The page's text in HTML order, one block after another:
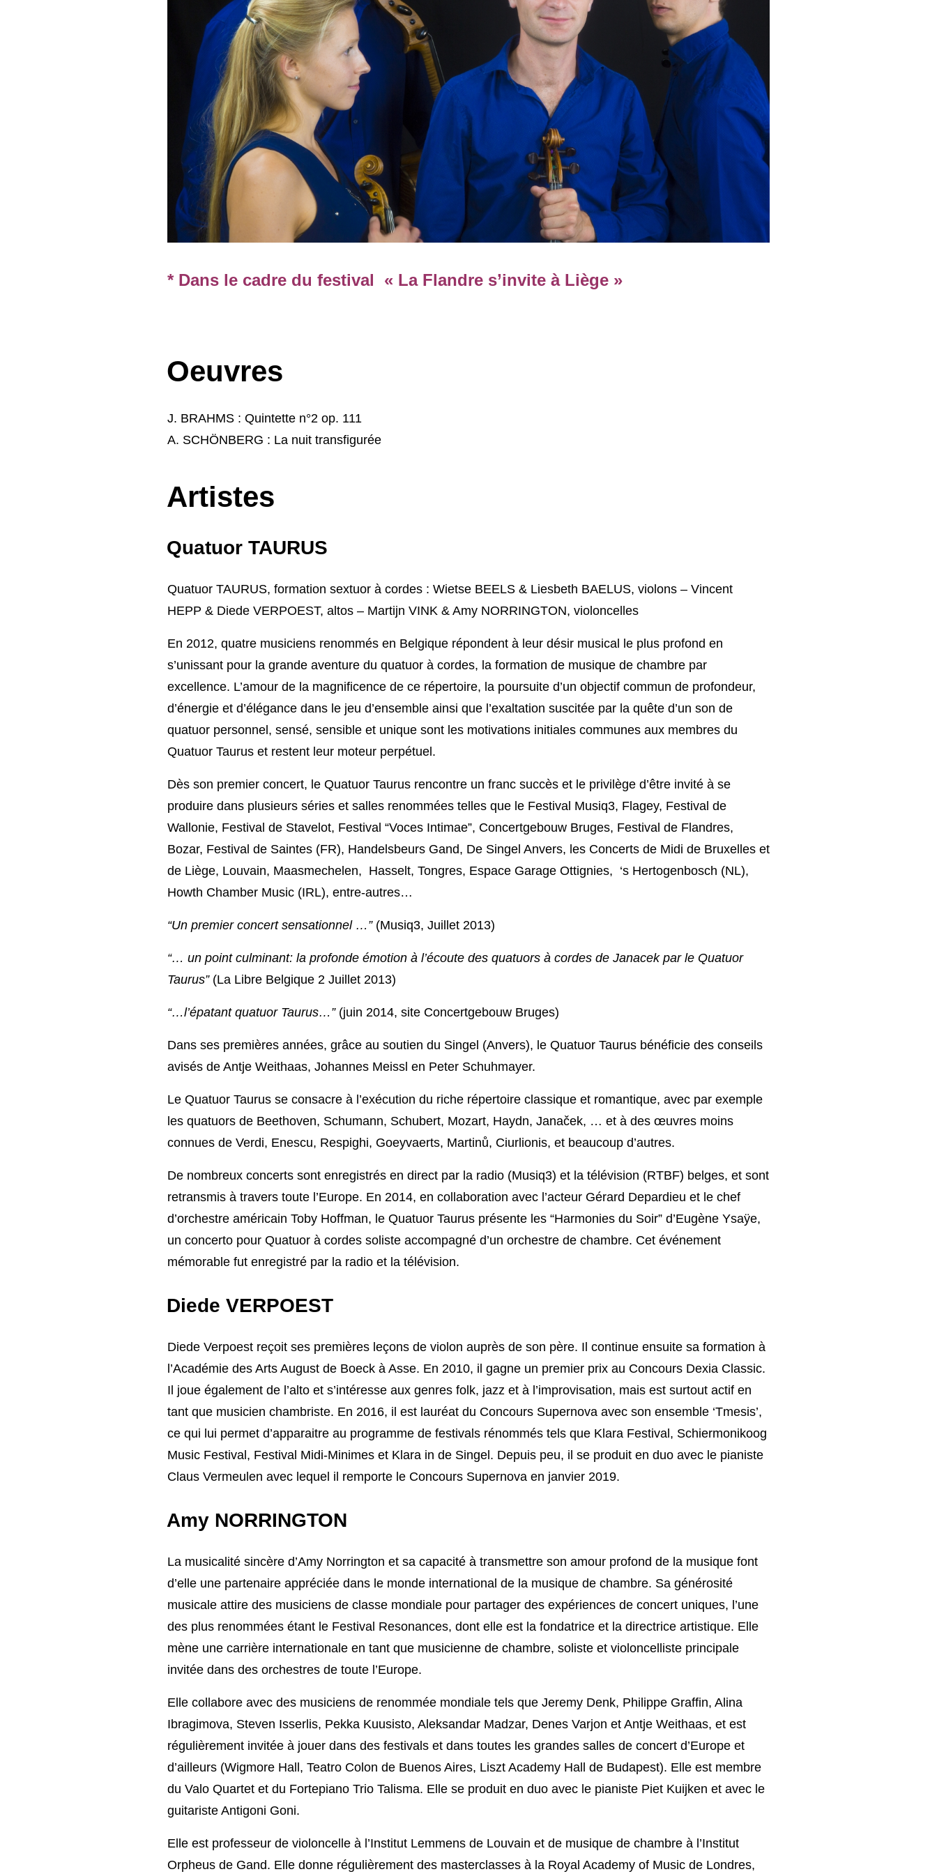
* Dans le cadre du festival « La Flandre s’invite à Liège »
Oeuvres
J. BRAHMS : Quintette n°2 op. 111
A. SCHÖNBERG : La nuit transfigurée
Artistes
Quatuor TAURUS
Quatuor TAURUS, formation sextuor à cordes : Wietse BEELS & Liesbeth BAELUS, violons – Vincent
HEPP & Diede VERPOEST, altos – Martijn VINK & Amy NORRINGTON, violoncelles
En 2012, quatre musiciens renommés en Belgique répondent à leur désir musical le plus profond en
s’unissant pour la grande aventure du quatuor à cordes, la formation de musique de chambre par
excellence. L’amour de la magnificence de ce répertoire, la poursuite d’un objectif commun de profondeur,
d’énergie et d’élégance dans le jeu d’ensemble ainsi que l’exaltation suscitée par la quête d’un son de
quatuor personnel, sensé, sensible et unique sont les motivations initiales communes aux membres du
Quatuor Taurus et restent leur moteur perpétuel.
Dès son premier concert, le Quatuor Taurus rencontre un franc succès et le privilège d’être invité à se
produire dans plusieurs séries et salles renommées telles que le Festival Musiq3, Flagey, Festival de
Wallonie, Festival de Stavelot, Festival “Voces Intimae”, Concertgebouw Bruges, Festival de Flandres,
Bozar, Festival de Saintes (FR), Handelsbeurs Gand, De Singel Anvers, les Concerts de Midi de Bruxelles et
de Liège, Louvain, Maasmechelen, Hasselt, Tongres, Espace Garage Ottignies, ‘s Hertogenbosch (NL),
Howth Chamber Music (IRL), entre-autres…
“Un premier concert sensationnel …”(Musiq3, Juillet 2013)
“… un point culminant: la profonde émotion à l’écoute des quatuors à cordes de Janacek par le Quatuor
Taurus”(La Libre Belgique 2 Juillet 2013)
“…l’épatant quatuor Taurus…”(juin 2014, site Concertgebouw Bruges)
Dans ses premières années, grâce au soutien du Singel (Anvers), le Quatuor Taurus bénéficie des conseils
avisés de Antje Weithaas, Johannes Meissl en Peter Schuhmayer.
Le Quatuor Taurus se consacre à l’exécution du riche répertoire classique et romantique, avec par exemple
les quatuors de Beethoven, Schumann, Schubert, Mozart, Haydn, Janaček, … et à des œuvres moins
connues de Verdi, Enescu, Respighi, Goeyvaerts, Martinů, Ciurlionis, et beaucoup d’autres.
De nombreux concerts sont enregistrés en direct par la radio (Musiq3) et la télévision (RTBF) belges, et sont
retransmis à travers toute l’Europe. En 2014, en collaboration avec l’acteur Gérard Depardieu et le chef
d’orchestre américain Toby Hoffman, le Quatuor Taurus présente les “Harmonies du Soir” d’Eugène Ysaÿe,
un concerto pour Quatuor à cordes soliste accompagné d’un orchestre de chambre. Cet événement
mémorable fut enregistré par la radio et la télévision.
Diede VERPOEST
Diede Verpoest reçoit ses premières leçons de violon auprès de son père. Il continue ensuite sa formation à
l’Académie des Arts August de Boeck à Asse. En 2010, il gagne un premier prix au Concours Dexia Classic.
Il joue également de l’alto et s’intéresse aux genres folk, jazz et à l’improvisation, mais est surtout actif en
tant que musicien chambriste. En 2016, il est lauréat du Concours Supernova avec son ensemble ‘Tmesis’,
ce qui lui permet d’apparaitre au programme de festivals rénommés tels que Klara Festival, Schiermonikoog
Music Festival, Festival Midi-Minimes et Klara in de Singel. Depuis peu, il se produit en duo avec le pianiste
Claus Vermeulen avec lequel il remporte le Concours Supernova en janvier 2019.
Amy NORRINGTON
La musicalité sincère d’Amy Norrington et sa capacité à transmettre son amour profond de la musique font
d’elle une partenaire appréciée dans le monde international de la musique de chambre. Sa générosité
musicale attire des musiciens de classe mondiale pour partager des expériences de concert uniques, l’une
des plus renommées étant le Festival Resonances, dont elle est la fondatrice et la directrice artistique. Elle
mène une carrière internationale en tant que musicienne de chambre, soliste et violoncelliste principale
invitée dans des orchestres de toute l’Europe.
Elle collabore avec des musiciens de renommée mondiale tels que Jeremy Denk, Philippe Graffin, Alina
Ibragimova, Steven Isserlis, Pekka Kuusisto, Aleksandar Madzar, Denes Varjon et Antje Weithaas, et est
régulièrement invitée à jouer dans des festivals et dans toutes les grandes salles de concert d’Europe et
d’ailleurs (Wigmore Hall, Teatro Colon de Buenos Aires, Liszt Academy Hall de Budapest). Elle est membre
du Valo Quartet et du Fortepiano Trio Talisma. Elle se produit en duo avec le pianiste Piet Kuijken et avec le
guitariste Antigoni Goni.
Elle est professeur de violoncelle à l’Institut Lemmens de Louvain et de musique de chambre à l’Institut
Orpheus de Gand. Elle donne régulièrement des masterclasses à la Royal Academy of Music de Londres,